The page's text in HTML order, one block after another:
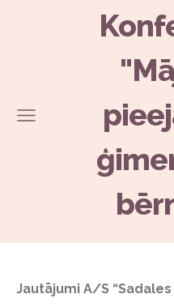
Jautājumi A/S “Sadales